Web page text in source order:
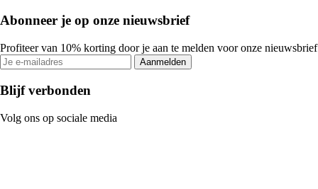
Abonneer je op onze nieuwsbrief
Profiteer van 10% korting door je aan te melden voor onze nieuwsbrief
Aanmelden
Blijf verbonden
Volg ons op sociale media